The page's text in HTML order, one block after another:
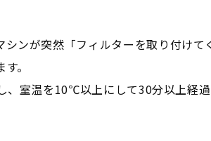
ンが突然「フィルターを取り付け
。
室温を10℃以上にして30分以上経